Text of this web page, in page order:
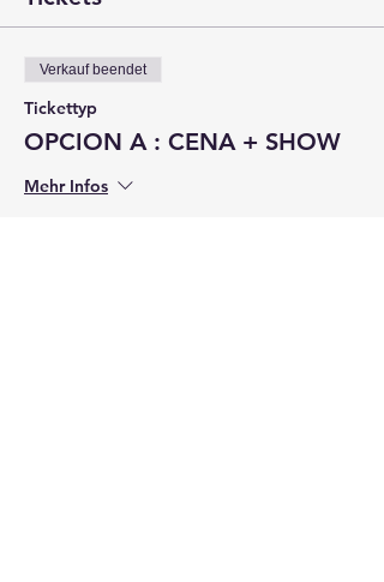
Verkauf beendet
Tickettyp
OPCION A : CENA + SHOW
Mehr Infos